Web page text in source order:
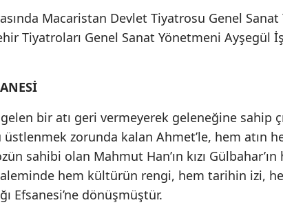
Macaristan Devlet Tiyatrosu Genel
Tiyatroları Genel Sanat Yönetmeni Ayşegül
gelen bir atı geri vermeyerek geleneğine sahip
zorunda kalan Ahmet’le, hem atın
sahibi olan Mahmut Han’ın kızı Gülbahar’ın
hem kültürün rengi, hem tarihin izi,
Efsanesi’ne dönüşmüştür.